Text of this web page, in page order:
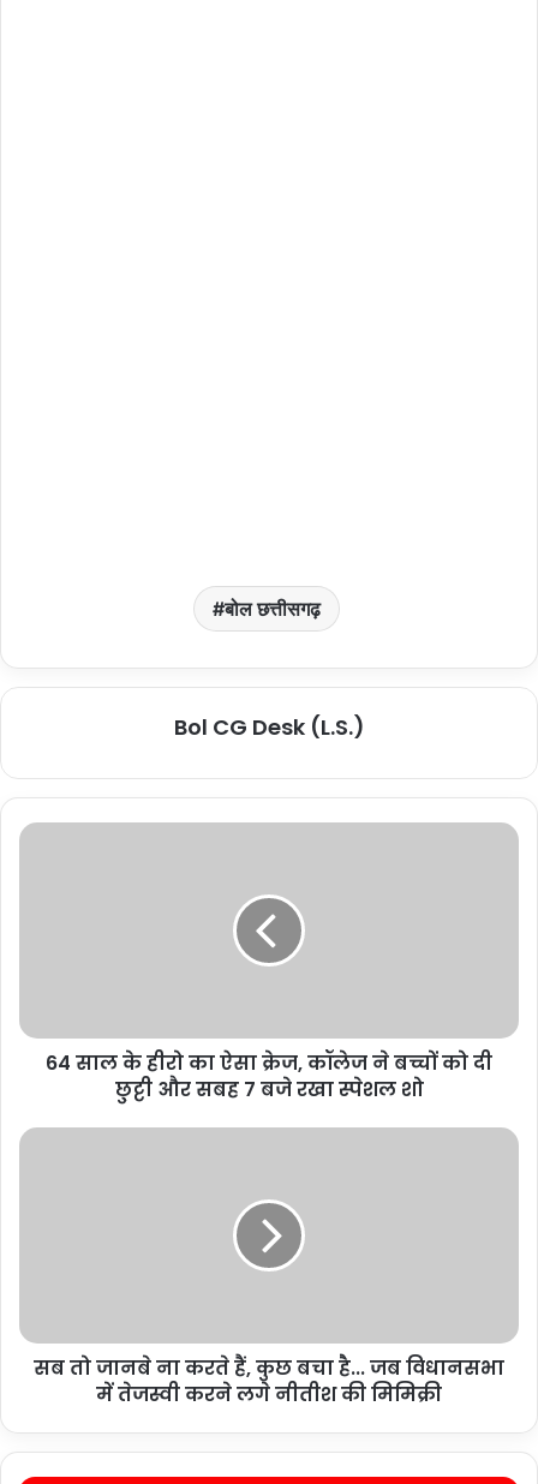
बोल छत्तीसगढ़
Bol CG Desk (L.S.)
64 साल के हीरो का ऐसा क्रेज, कॉलेज ने बच्चों को दी
छु्ट्टी और सबह 7 बजे रखा स्पेशल शो
सब तो जानबे ना करते हैं, कुछ बचा है... जब विधानसभा
में तेजस्वी करने लगे नीतीश की मिमिक्री